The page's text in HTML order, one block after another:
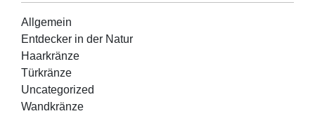
Allgemein
Entdecker in der Natur
Haarkränze
Türkränze
Uncategorized
Wandkränze